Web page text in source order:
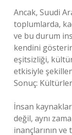
Ancak, Suudi
toplumlarda,
ve bu durum
kendini
eşitsizliği,
etkisiyle
Sonuç:
İnsan
değil, aynı
inançlarının